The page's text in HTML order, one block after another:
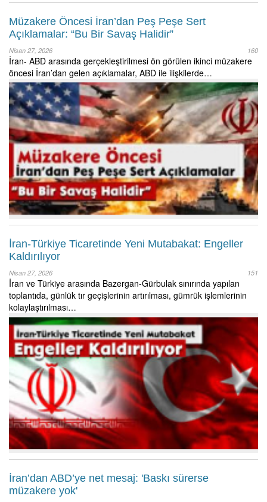
Müzakere Öncesi İran’dan Peş Peşe Sert
Açıklamalar: “Bu Bir Savaş Halidir”
Nisan 27, 2026 160
İran- ABD arasında gerçekleştirilmesi ön görülen ikinci müzakere
öncesi İran’dan gelen açıklamalar, ABD ile ilişkilerde…
İran-Türkiye Ticaretinde Yeni Mutabakat: Engeller
Kaldırılıyor
Nisan 27, 2026 151
İran ve Türkiye arasında Bazergan-Gürbulak sınırında yapılan
toplantıda, günlük tır geçişlerinin artırılması, gümrük işlemlerinin
kolaylaştırılması…
İran’dan ABD’ye net mesaj: 'Baskı sürerse
müzakere yok'